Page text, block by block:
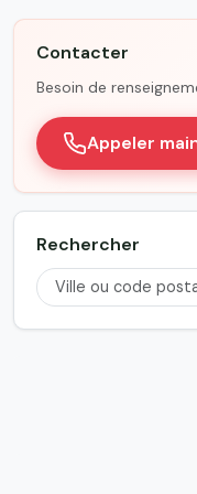
Contacter
Besoin de
Appeler
Rechercher